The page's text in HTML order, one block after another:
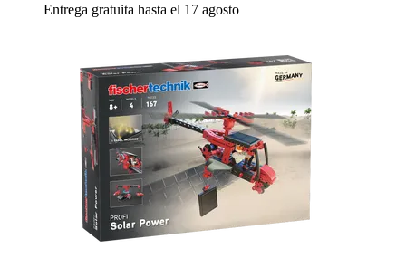
Entrega gratuita hasta el 17 agosto